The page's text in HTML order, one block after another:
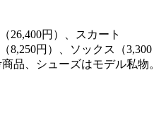
26,400円）、スカート
8,250円）、ソックス（3,300
品、シューズはモデル私物。